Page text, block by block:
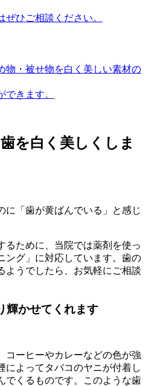
ひご相談ください。
物・被せ物を白く美しい素材の
できます。
を白く美しくしま
に「歯が黄ばんでいる」と感じ
るために、当院では薬剤を使っ
ング」に対応しています。歯の
ようでしたら、お気軽にご相談
輝かせてくれます
コーヒーやカレーなどの色が強
によってタバコのヤニが付着し
でくるものです。このような歯